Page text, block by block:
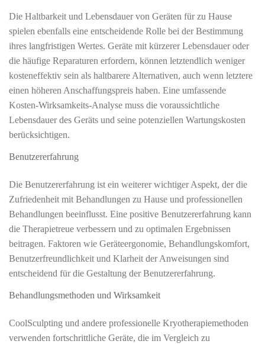
Die Haltbarkeit und Lebensdauer von Geräten für zu Hause
spielen ebenfalls eine entscheidende Rolle bei der Bestimmung
ihres langfristigen Wertes. Geräte mit kürzerer Lebensdauer oder
die häufige Reparaturen erfordern, können letztendlich weniger
kosteneffektiv sein als haltbarere Alternativen, auch wenn letztere
einen höheren Anschaffungspreis haben. Eine umfassende
Kosten-Wirksamkeits-Analyse muss die voraussichtliche
Lebensdauer des Geräts und seine potenziellen Wartungskosten
berücksichtigen.
Benutzererfahrung
Die Benutzererfahrung ist ein weiterer wichtiger Aspekt, der die
Zufriedenheit mit Behandlungen zu Hause und professionellen
Behandlungen beeinflusst. Eine positive Benutzererfahrung kann
die Therapietreue verbessern und zu optimalen Ergebnissen
beitragen. Faktoren wie Geräteergonomie, Behandlungskomfort,
Benutzerfreundlichkeit und Klarheit der Anweisungen sind
entscheidend für die Gestaltung der Benutzererfahrung.
Behandlungsmethoden und Wirksamkeit
CoolSculpting und andere professionelle Kryotherapiemethoden
verwenden fortschrittliche Geräte, die im Vergleich zu